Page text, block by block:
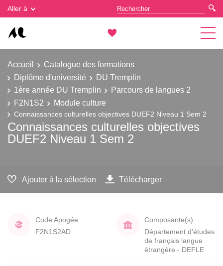
Aller à
Accueil
Catalogue des formations
Diplôme d'université
DU Tremplin
1ère année DU Tremplin
Parcours de langues 2
F2N1S2
Module culture
Connaissances culturelles objectives DUEF2 Niveau 1 Sem 2
Connaissances culturelles objectives
DUEF2 Niveau 1 Sem 2
Ajouter à la sélection Télécharger
Code Apogée
F2N1S2AD
Composante(s)
Département d'études
de français langue
étrangère - DEFLE
Gestion des cookies